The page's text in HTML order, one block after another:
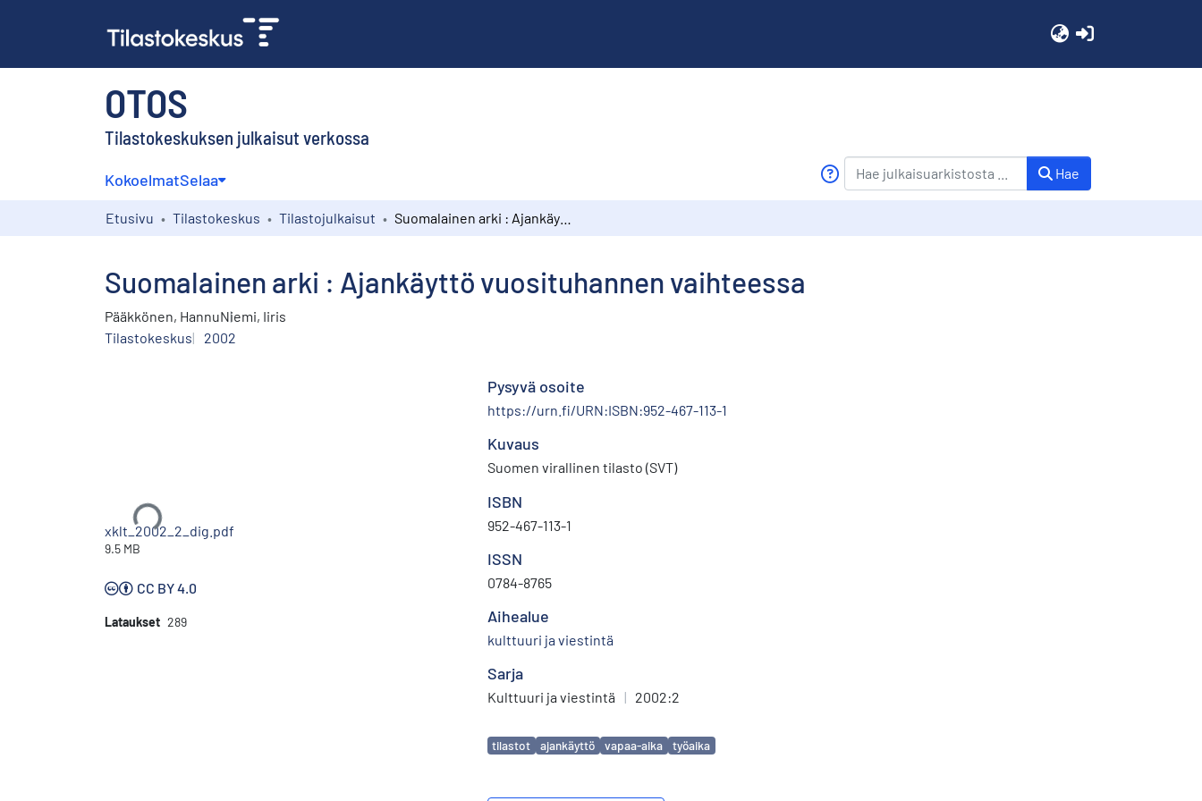
OTOS
Tilastokeskuksen julkaisut verkossa
KokoelmatSelaa Hae
Etusivu Tilastokeskus Tilastojulkaisut
Suomalainen arki : Ajankäyttö vuosituhannen vaihteessa
Pääkkönen, HannuNiemi, Iiris
Tilastokeskus
2002
Ladataan...
xklt_2002_2_dig.pdf
9.5 MB
CC BY 4.0
Lataukset 289
Pysyvä osoite
https://urn.fi/URN:ISBN:952-467-113-1
Kuvaus
Suomen virallinen tilasto (SVT)
ISBN
952-467-113-1
ISSN
0784-8765
Aihealue
kulttuuri ja viestintä
Sarja
Kulttuuri ja viestintä | 2002:2
Avainsanat
tilastot ajankäyttö vapaa-aika työaika